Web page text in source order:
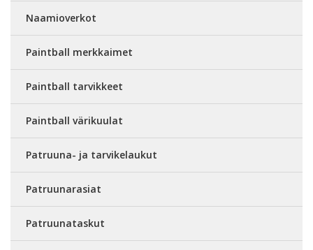
Naamioverkot
Paintball merkkaimet
Paintball tarvikkeet
Paintball värikuulat
Patruuna- ja tarvikelaukut
Patruunarasiat
Patruunataskut